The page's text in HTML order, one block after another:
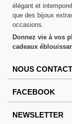
élégant et
que des bijoux
occasions.
Donnez vie à vos
cadeaux
NOUS
FACEBOOK
NEWSLETTER